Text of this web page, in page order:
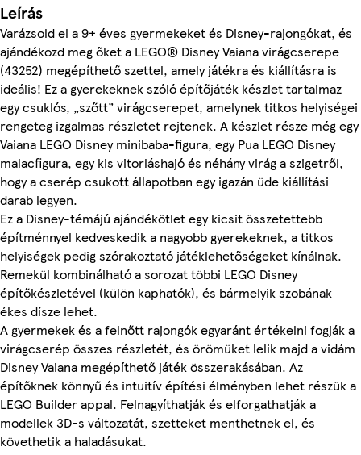
Leírás
Varázsold el a 9+ éves gyermekeket és Disney-rajongókat, és
ajándékozd meg őket a LEGO® Disney Vaiana virágcserepe
(43252) megépíthető szettel, amely játékra és kiállításra is
ideális! Ez a gyerekeknek szóló építőjáték készlet tartalmaz
egy csuklós, „szőtt” virágcserepet, amelynek titkos helyiségei
rengeteg izgalmas részletet rejtenek. A készlet része még egy
Vaiana LEGO Disney minibaba-figura, egy Pua LEGO Disney
malacfigura, egy kis vitorláshajó és néhány virág a szigetről,
hogy a cserép csukott állapotban egy igazán üde kiállítási
darab legyen.
Ez a Disney-témájú ajándékötlet egy kicsit összetettebb
építménnyel kedveskedik a nagyobb gyerekeknek, a titkos
helyiségek pedig szórakoztató játéklehetőségeket kínálnak.
Remekül kombinálható a sorozat többi LEGO Disney
építőkészletével (külön kaphatók), és bármelyik szobának
ékes dísze lehet.
A gyermekek és a felnőtt rajongók egyaránt értékelni fogják a
virágcserép összes részletét, és örömüket lelik majd a vidám
Disney Vaiana megépíthető játék összerakásában. Az
építőknek könnyű és intuitív építési élményben lehet részük a
LEGO Builder appal. Felnagyíthatják és elforgathatják a
modellek 3D-s változatát, szetteket menthetnek el, és
követhetik a haladásukat.